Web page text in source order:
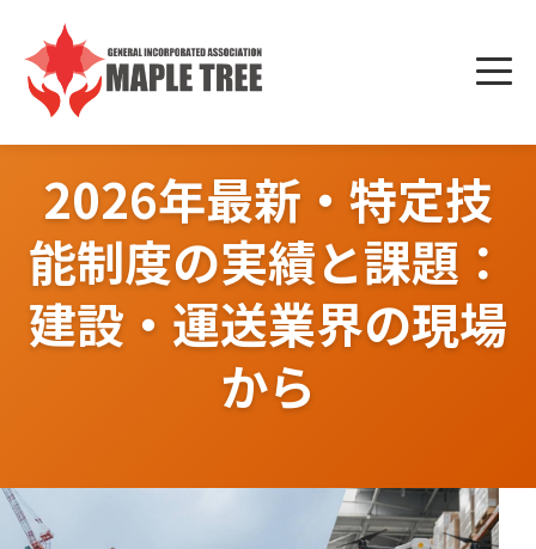
content
メニ
ュー
2026年最新・特定技
能制度の実績と課題：
建設・運送業界の現場
から